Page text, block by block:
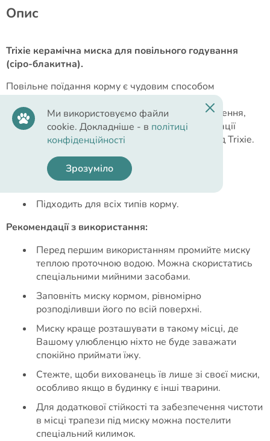
Опис
Trixie керамічна миска для повільного годування
(сіро-блакитна).
Повільне поїдання корму є чудовим способом
попередити у вашого улюбленця переїдання та
спричинені ним проблеми - надмірне газоутворення,
ожиріння. Прекрасним помічником для організації
процесу повільного поїдання стане ця миска від Trixie.
Переваги миски:
Запобігає швидкому проковтуванню їжі.
Підходить для всіх типів корму.
Рекомендації з використання:
Перед першим використанням промийте миску
теплою проточною водою. Можна скористатись
спеціальними мийними засобами.
Заповніть миску кормом, рівномірно
розподіливши його по всій поверхні.
Миску краще розташувати в такому місці, де
Вашому улюбленцю ніхто не буде заважати
спокійно приймати їжу.
Стежте, щоби вихованець їв лише зі своєї миски,
особливо якщо в будинку є інші тварини.
Для додаткової стійкості та забезпечення чистоти
в місці трапези під миску можна постелити
спеціальний килимок.
Ми використовуємо файли
cookie. Докладніше - в політиці
конфіденційності
Зрозуміло